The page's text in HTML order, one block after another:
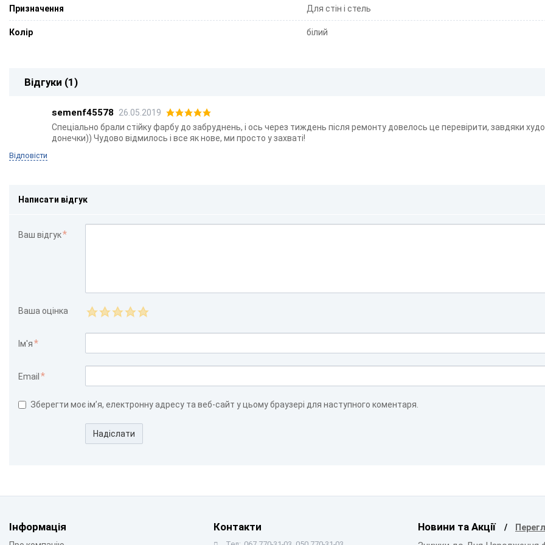
Призначення Для стін і стель
Колір білий
Відгуки (1)
semenf45578 26.05.2019
Спеціально брали стійку фарбу до забруднень, і ось через тиждень після ремонту довелось це перевірити, завдяки
донечки)) Чудово відмилось і все як нове, ми просто у захваті!
Відповісти
Написати відгук
Ваш відгук
Ваша оцінка
Ім'я
Email
Зберегти моє ім’я, електронну адресу та веб-сайт у цьому браузері для наступного коментаря.
Надіслати
Інформація Контакти Новини та Акції